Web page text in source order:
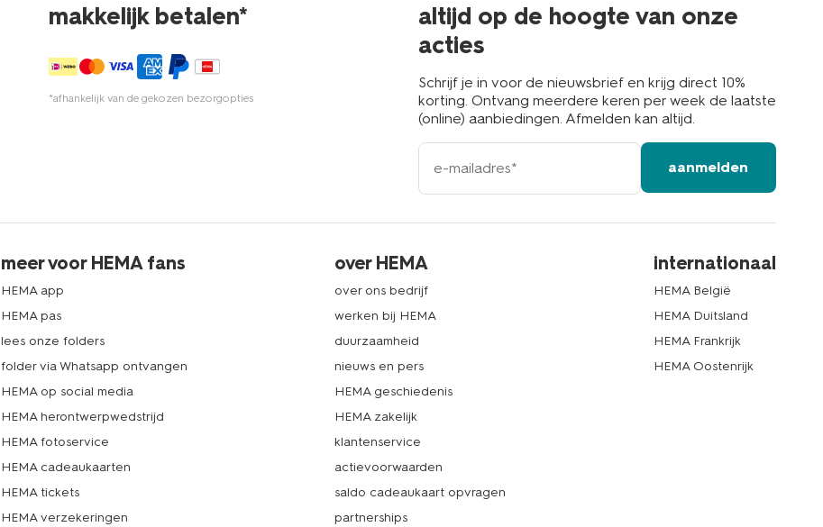
makkelijk betalen*
*afhankelijk van de gekozen bezorgopties
altijd op de hoogte van onze
acties
Schrijf je in voor de nieuwsbrief en krijg direct 10%
korting. Ontvang meerdere keren per week de laatste
(online) aanbiedingen. Afmelden kan altijd.
e-
mailadres
aanmelden
meer voor HEMA fans
HEMA app
HEMA pas
lees onze folders
folder via Whatsapp ontvangen
HEMA op social media
HEMA herontwerpwedstrijd
HEMA fotoservice
HEMA cadeaukaarten
HEMA tickets
HEMA verzekeringen
over HEMA
over ons bedrijf
werken bij HEMA
duurzaamheid
nieuws en pers
HEMA geschiedenis
HEMA zakelijk
klantenservice
actievoorwaarden
saldo cadeaukaart opvragen
partnerships
internationaal
HEMA België
HEMA Duitsland
HEMA Frankrijk
HEMA Oostenrijk